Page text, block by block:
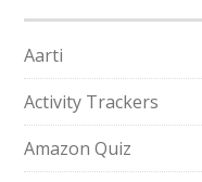
Aarti
Activity Trackers
Amazon Quiz